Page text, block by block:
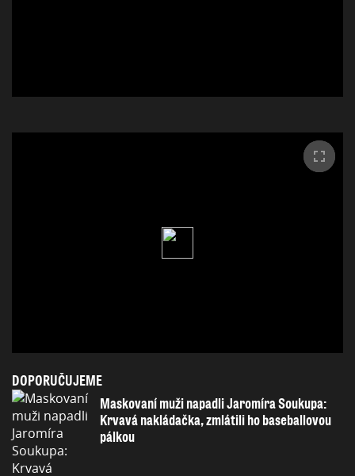
DOPORUČUJEME
Maskovaní muži napadli Jaromíra Soukupa:
Krvavá nakládačka, zmlátili ho baseballovou
pálkou